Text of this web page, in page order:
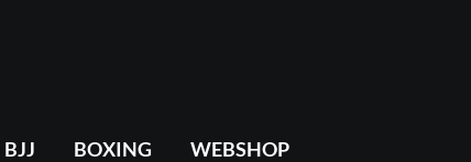
BJJ BOXING WEBSHOP